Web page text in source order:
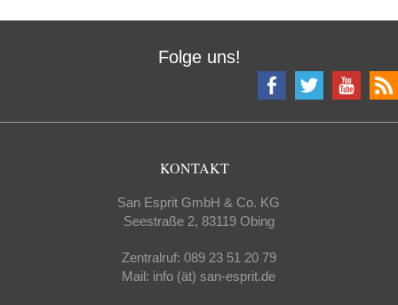
Folge uns!
KONTAKT
San Esprit GmbH & Co. KG
Seestraße 2, 83119 Obing
Zentralruf: 089 23 51 20 79
Mail: info (ät) san-esprit.de